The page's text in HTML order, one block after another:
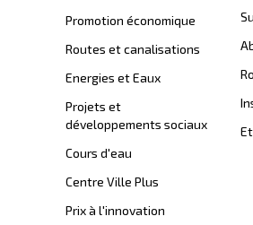
Promotion économique
Routes et canalisations
Energies et Eaux
Projets et
développements sociaux
Cours d'eau
Centre Ville Plus
Prix à l'innovation